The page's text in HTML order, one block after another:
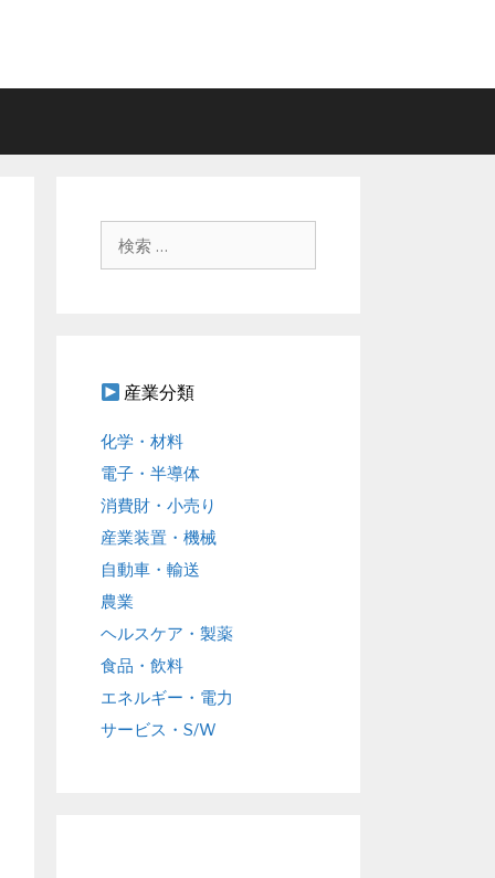
産業分類
化学・材料
電子・半導体
消費財・小売り
産業装置・機械
自動車・輸送
農業
ヘルスケア・製薬
食品・飲料
エネルギー・電力
サービス・S/W